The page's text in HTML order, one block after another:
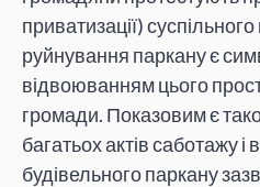
приватизації)
руйнування паркану є
відвоюванням цього
громади. Показовим є
багатьох актів саботажу
будівельного паркану